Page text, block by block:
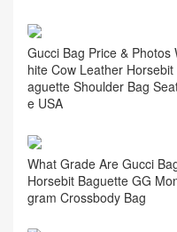
相关推荐
Gucci GG Marmont Bowling
dbag China Gucci Bags Onli
ne